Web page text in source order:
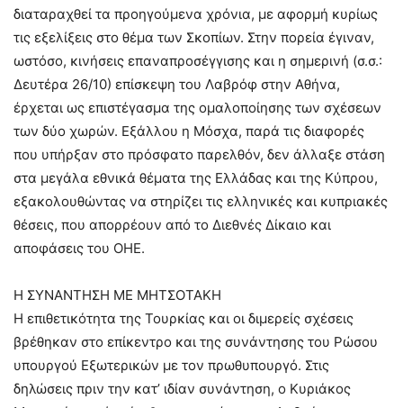
διαταραχθεί τα προηγούμενα χρόνια, με αφορμή κυρίως
τις εξελίξεις στο θέμα των Σκοπίων. Στην πορεία έγιναν,
ωστόσο, κινήσεις επαναπροσέγγισης και η σημερινή (σ.σ.:
Δευτέρα 26/10) επίσκεψη του Λαβρόφ στην Αθήνα,
έρχεται ως επιστέγασμα της ομαλοποίησης των σχέσεων
των δύο χωρών. Εξάλλου η Μόσχα, παρά τις διαφορές
που υπήρξαν στο πρόσφατο παρελθόν, δεν άλλαξε στάση
στα μεγάλα εθνικά θέματα της Ελλάδας και της Κύπρου,
εξακολουθώντας να στηρίζει τις ελληνικές και κυπριακές
θέσεις, που απορρέουν από το Διεθνές Δίκαιο και
αποφάσεις του ΟΗΕ.
Η ΣΥΝΑΝΤΗΣΗ ΜΕ ΜΗΤΣΟΤΑΚΗ
Η επιθετικότητα της Τουρκίας και οι διμερείς σχέσεις
βρέθηκαν στο επίκεντρο και της συνάντησης του Ρώσου
υπουργού Εξωτερικών με τον πρωθυπουργό. Στις
δηλώσεις πριν την κατ’ ιδίαν συνάντηση, ο Κυριάκος